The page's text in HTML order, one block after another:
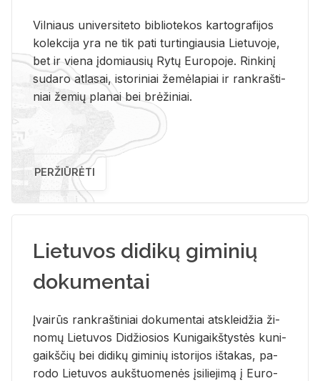
Vil­niaus uni­ver­si­te­to bi­b­lio­te­kos kar­to­gra­fi­jos
ko­lek­ci­ja yra ne tik pati tur­tin­giau­sia Lie­tu­vo­je,
bet ir vie­na įdo­miau­sių Rytų Eu­ro­po­je. Rin­ki­nį
su­da­ro at­la­sai, is­to­ri­niai že­mė­la­piai ir rank­raš­ti­
niai že­mių pla­nai bei brė­ži­niai.
PERŽIŪRĖTI
Lietuvos didikų giminių
dokumentai
Įvai­rūs rank­raš­ti­niai do­ku­men­tai at­sklei­džia ži­
no­mų Lie­tu­vos Di­džio­sios Ku­ni­gaikš­tys­tės ku­ni­
gaikš­čių bei di­di­kų gi­mi­nių is­to­ri­jos iš­ta­kas, pa­
ro­do Lie­tu­vos aukš­tuo­me­nės įsi­lie­ji­mą į Eu­ro­